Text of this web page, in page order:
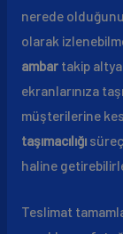
nerede
olarak
ambartakip
ekranlarınıza
müşterilerine
taşımacılığı
haline
Teslimat